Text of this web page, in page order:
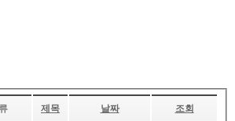
제목 날짜 조회